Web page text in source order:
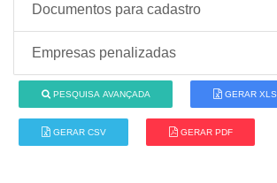
Documentos para cadastro
Empresas penalizadas
PESQUISA AVANÇADA GERAR XLS
GERAR CSV GERAR PDF